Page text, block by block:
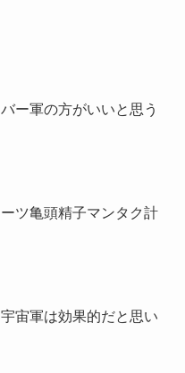
ー軍の方がいいと思う
ツ亀頭精子マンタク計
宙軍は効果的だと思い